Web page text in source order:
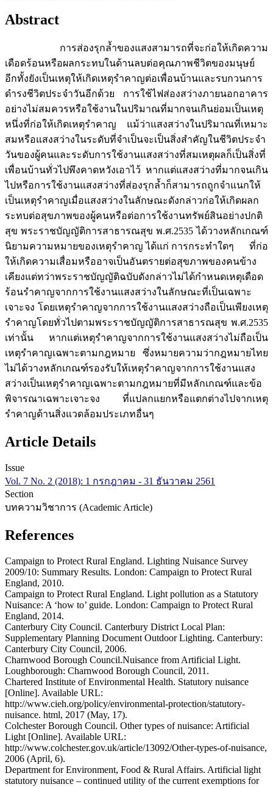
Abstract
การส่องรุกล้ำของแสงสามารถที่จะก่อให้เกิดความ
เดือดร้อนหรือผลกระทบในด้านลบต่อคุณภาพชีวิตของมนุษย์
อีกทั้งยังเป็นเหตุให้เกิดเหตุรำคาญต่อเพื่อนบ้านและรบกวนการ
ดำรงชีวิตประจำวันอีกด้วย การใช้ไฟส่องสว่างภายนอกอาคาร
อย่างไม่สมควรหรือใช้งานในปริมาณที่มากจนเกินย่อมเป็นเหตุ
หนึ่งที่ก่อให้เกิดเหตุรำคาญ แม้ว่าแสงสว่างในปริมาณที่เหมาะ
สมหรือแสงสว่างในระดับที่จำเป็นจะเป็นสิ่งสำคัญในชีวิตประจำ
วันของผู้คนและระดับการใช้งานแสงสว่างที่สมเหตุผลก็เป็นสิ่งที่
เพื่อนบ้านทั่วไปพึงคาดหวังเอาไว้ หากแต่แสงสว่างที่มากจนเกิน
ไปหรือการใช้งานแสงสว่างที่ส่องรุกล้ำก็สามารถถูกจำแนกให้
เป็นเหตุรำคาญเมื่อแสงสว่างในลักษณะดังกล่าวก่อให้เกิดผลก
ระทบต่อสุขภาพของผู้คนหรือต่อการใช้งานทรัพย์สินอย่างปกติ
สุข พระราชบัญญัติการสาธารณสุข พ.ศ.2535 ได้วางหลักเกณฑ์
นิยามความหมายของเหตุรำคาญ ได้แก่ การกระทำใดๆ ที่ก่อ
ให้เกิดความเสื่อมหรืออาจเป็นอันตรายต่อสุขภาพของคนข้าง
เคียงแต่ทว่าพระราชบัญญัติฉบับดังกล่าวไม่ได้กำหนดเหตุเดือด
ร้อนรำคาญจากการใช้งานแสงสว่างในลักษณะที่เป็นเฉพาะ
เจาะจง โดยเหตุรำคาญจากการใช้งานแสงสว่างถือเป็นเพียงเหตุ
รำคาญโดยทั่วไปตามพระราชบัญญัติการสาธารณสุข พ.ศ.2535
เท่านั้น หากแต่เหตุรำคาญจากการใช้งานแสงสว่างไม่ถือเป็น
เหตุรำคาญเฉพาะตามกฎหมาย ซึ่งหมายความว่ากฎหมายไทย
ไม่ได้วางหลักเกณฑ์รองรับให้เหตุรำคาญจากการใช้งานแสง
สว่างเป็นเหตุรำคาญเฉพาะตามกฎหมายที่มีหลักเกณฑ์และข้อ
พิจารณาเฉพาะเจาะจง ที่แปลกแยกหรือแตกต่างไปจากเหตุ
รำคาญด้านสิ่งแวดล้อมประเภทอื่นๆ
Article Details
Issue
Vol. 7 No. 2 (2018): 1 กรกฎาคม - 31 ธันวาคม 2561
Section
บทความวิชาการ (Academic Article)
References
Campaign to Protect Rural England. Lighting Nuisance Survey
2009/10: Summary Results. London: Campaign to Protect Rural
England, 2010.
Campaign to Protect Rural England. Light pollution as a Statutory
Nuisance: A ‘how to’ guide. London: Campaign to Protect Rural
England, 2014.
Canterbury City Council. Canterbury District Local Plan:
Supplementary Planning Document Outdoor Lighting. Canterbury:
Canterbury City Council, 2006.
Charnwood Borough Council.Nuisance from Artificial Light.
Loughborough: Charnwood Borough Council, 2011.
Chartered Institute of Environmental Health. Statutory nuisance
[Online]. Available URL:
http://www.cieh.org/policy/environmental-protection/statutory-
nuisance. html, 2017 (May, 17).
Colchester Borough Council. Other types of nuisance: Artificial
Light [Online]. Available URL:
http://www.colchester.gov.uk/article/13092/Other-types-of-nuisance,
2006 (April, 6).
Department for Environment, Food & Rural Affairs. Artificial light
statutory nuisance – continued utility of the current exemptions for